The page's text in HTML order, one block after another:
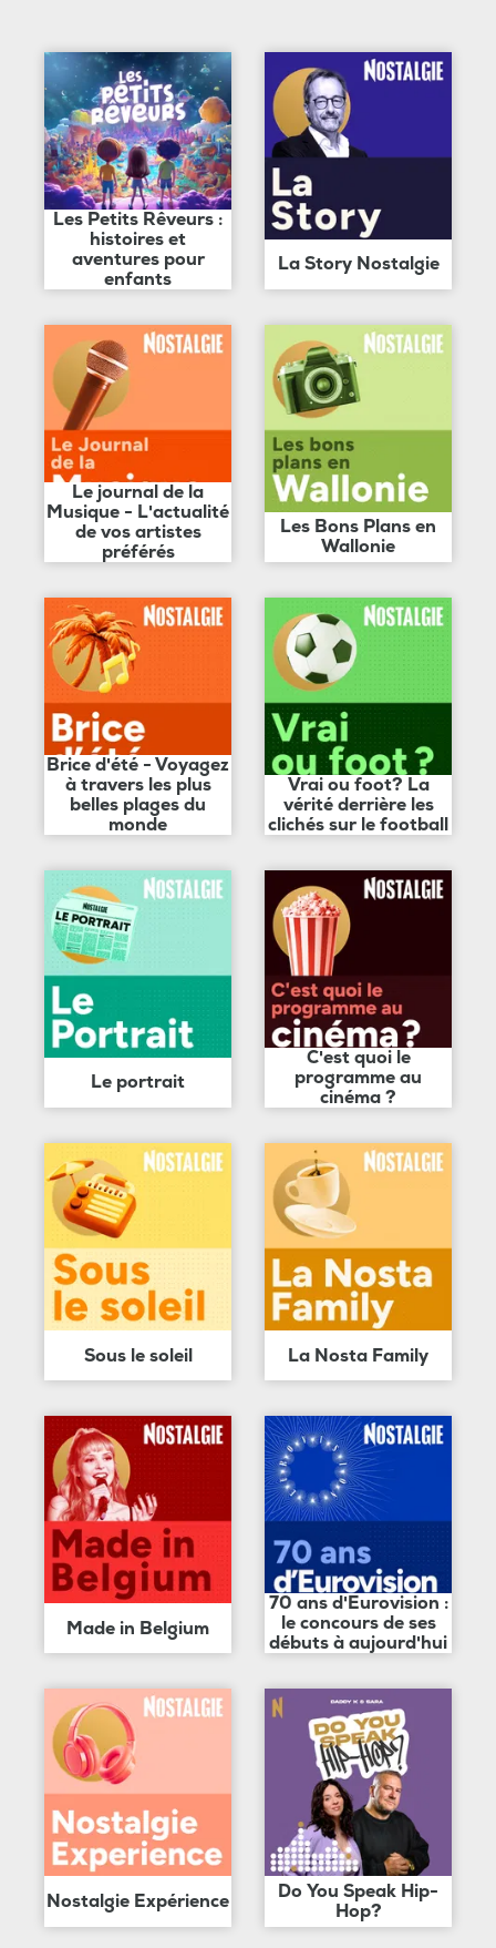
Les Petits Rêveurs :
histoires et
aventures pour
enfants
La Story Nostalgie
Le journal de la
Musique - L'actualité
de vos artistes
préférés
Les Bons Plans en
Wallonie
Brice d'été - Voyagez
à travers les plus
belles plages du
monde
Vrai ou foot? La
vérité derrière les
clichés sur le football
Le portrait
C'est quoi le
programme au
cinéma ?
Sous le soleil La Nosta Family
Made in Belgium
70 ans d'Eurovision :
le concours de ses
débuts à aujourd'hui
Nostalgie Expérience
Do You Speak Hip-
Hop?